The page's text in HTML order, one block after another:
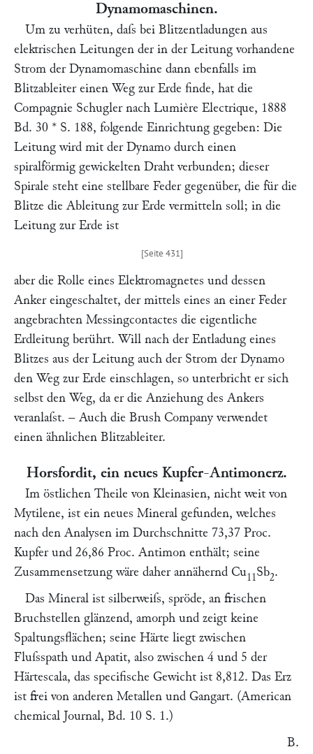
Dynamomaschinen.
Um zu verhüten, daſs bei Blitzentladungen aus
elektrischen Leitungen der in der Leitung vorhandene
Strom der Dynamomaschine dann ebenfalls im
Blitzableiter einen Weg zur Erde finde, hat die
Compagnie Schuglernach Lumière Electrique, 1888
Bd. 30 * S. 188, folgende Einrichtung gegeben: Die
Leitung wird mit der Dynamo durch einen
spiralförmig gewickelten Draht verbunden; dieser
Spirale steht eine stellbare Feder gegenüber, die für die
Blitze die Ableitung zur Erde vermitteln soll; in die
Leitung zur Erde ist
aber die Rolle eines Elektromagnetes und dessen
Anker eingeschaltet, der mittels eines an einer Feder
angebrachten Messingcontactes die eigentliche
Erdleitung berührt. Will nach der Entladung eines
Blitzes aus der Leitung auch der Strom der Dynamo
den Weg zur Erde einschlagen, so unterbricht er sich
selbst den Weg, da er die Anziehung des Ankers
veranlaſst. – Auch die Brush Companyverwendet
einen ähnlichen Blitzableiter.
Horsfordit, ein neues Kupfer-Antimonerz.
Im östlichen Theile von Kleinasien, nicht weit von
Mytilene, ist ein neues Mineral gefunden, welches
nach den Analysen im Durchschnitte 73,37 Proc.
Kupfer und 26,86 Proc. Antimon enthält; seine
Zusammensetzung wäre daher annähernd Cu11Sb2.
Das Mineral ist silberweiſs, spröde, an frischen
Bruchstellen glänzend, amorph und zeigt keine
Spaltungsflächen; seine Härte liegt zwischen
Fluſsspath und Apatit, also zwischen 4 und 5 der
Härtescala, das specifische Gewicht ist 8,812. Das Erz
ist frei von anderen Metallen und Gangart. (American
chemical Journal, Bd. 10 S. 1.)
B.